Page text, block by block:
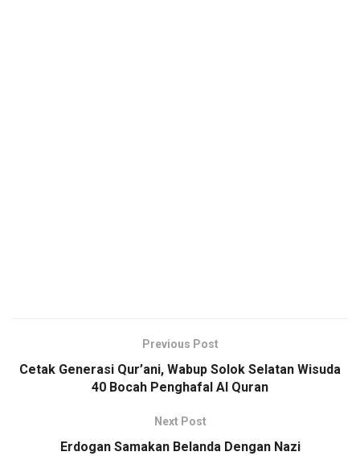
Previous Post
Cetak Generasi Qur’ani, Wabup Solok Selatan Wisuda
40 Bocah Penghafal Al Quran
Next Post
Erdogan Samakan Belanda Dengan Nazi